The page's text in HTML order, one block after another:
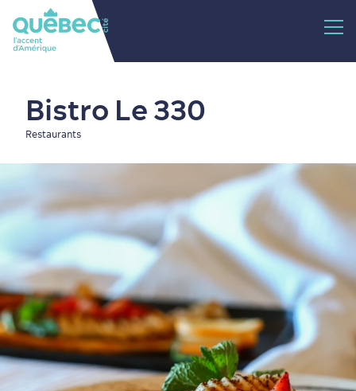
Bistro Le 330
Restaurants